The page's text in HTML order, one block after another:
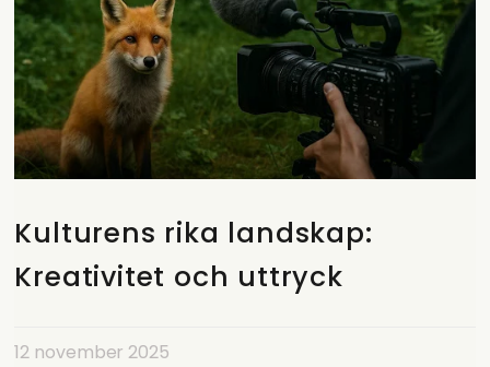
Kulturens rika landskap:
Kreativitet och uttryck
12 november 2025